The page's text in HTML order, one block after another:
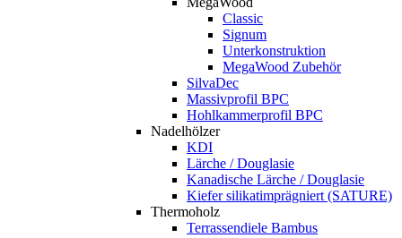
Classic
Signum
Unterkonstruktion
MegaWood Zubehör
SilvaDec
Massivprofil BPC
Hohlkammerprofil BPC
Nadelhölzer
KDI
Lärche / Douglasie
Kanadische Lärche / Douglasie
Kiefer silikatimprägniert (SATURE)
Thermoholz
Terrassendiele Bambus